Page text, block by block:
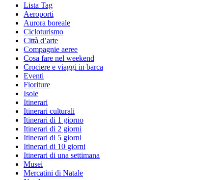
Lista Tag
Aeroporti
Aurora boreale
Cicloturismo
Città d’arte
Compagnie aeree
Cosa fare nel weekend
Crociere e viaggi in barca
Eventi
Fioriture
Isole
Itinerari
Itinerari culturali
Itinerari di 1 giorno
Itinerari di 2 giorni
Itinerari di 5 giorni
Itinerari di 10 giorni
Itinerari di una settimana
Musei
Mercatini di Natale